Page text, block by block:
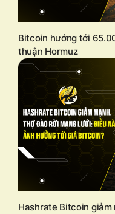
Bitcoin hướng tới
thuận Hormuz
Hashrate Bitcoin giảm